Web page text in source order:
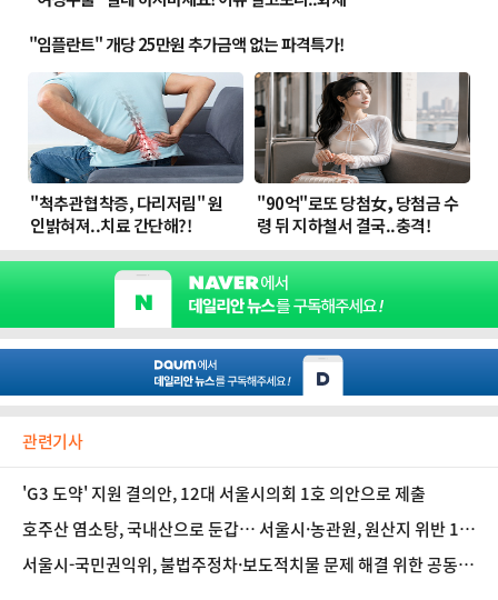
관련기사
'G3 도약' 지원 결의안, 12대 서울시의회 1호 의안으로 제출
호주산 염소탕, 국내산으로 둔갑… 서울시·농관원, 원산지 위반 10
곳 적발
서울시-국민권익위, 불법주정차·보도적치물 문제 해결 위한 공동